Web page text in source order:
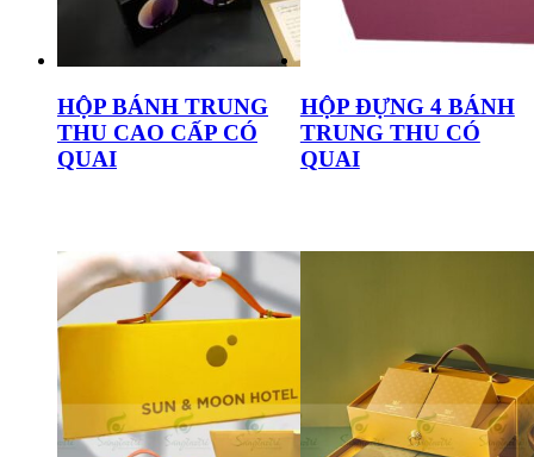
HỘP BÁNH TRUNG
THU CAO CẤP CÓ
QUAI
HỘP ĐỰNG 4 BÁNH
TRUNG THU CÓ
QUAI